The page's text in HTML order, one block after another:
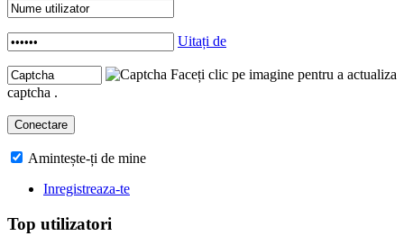
Uitați de
Faceți clic pe imagine pentru a actualiza
captcha .
Amintește-ți de mine
Inregistreaza-te
Top utilizatori